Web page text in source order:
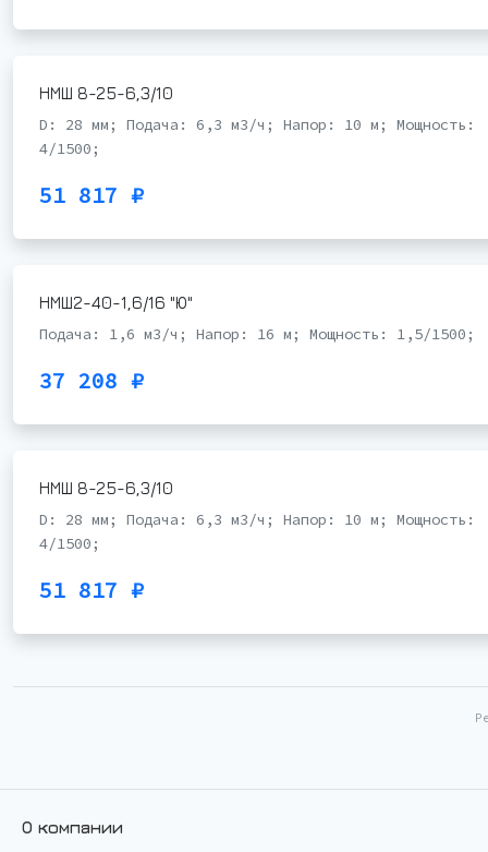
НМШ 8-25-6,3/10
D: 28 мм; Подача: 6,3 м3/ч; Напор: 10 м; Мощность:
4/1500;
51 817 ₽
НМШ2-40-1,6/16 "Ю"
Подача: 1,6 м3/ч; Напор: 16 м; Мощность: 1,5/1500;
37 208 ₽
НМШ 8-25-6,3/10
D: 28 мм; Подача: 6,3 м3/ч; Напор: 10 м; Мощность:
4/1500;
51 817 ₽
О компании